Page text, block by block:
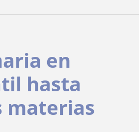
en
hasta
materias